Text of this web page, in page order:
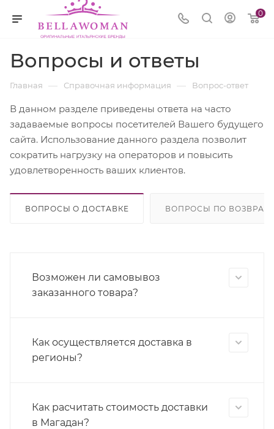
0
Вопросы и ответы
Главная — Справочная информация — Вопрос-ответ
В данном разделе приведены ответа на часто
задаваемые вопросы посетителей Вашего будущего
сайта. Использование данного раздела позволит
сократить нагрузку на операторов и повысить
удовлетворенность ваших клиентов.
ВОПРОСЫ О ДОСТАВКЕ ВОПРОСЫ ПО ВОЗВРАТУ
Возможен ли самовывоз
заказанного товара?
Как осуществляется доставка в
регионы?
Как расчитать стоимость доставки
в Магадан?